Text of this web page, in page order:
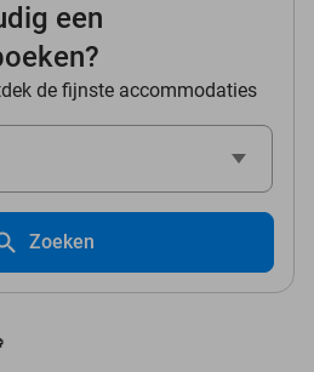
een
de fijnste accommodaties
Zoeken